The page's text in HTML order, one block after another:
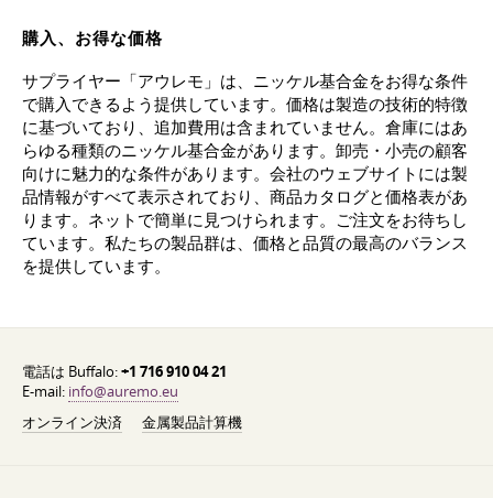
購入、お得な価格
サプライヤー「アウレモ」は、ニッケル基合金をお得な条件
で購入できるよう提供しています。価格は製造の技術的特徴
に基づいており、追加費用は含まれていません。倉庫にはあ
らゆる種類のニッケル基合金があります。卸売・小売の顧客
向けに魅力的な条件があります。会社のウェブサイトには製
品情報がすべて表示されており、商品カタログと価格表があ
ります。ネットで簡単に見つけられます。ご注文をお待ちし
ています。私たちの製品群は、価格と品質の最高のバランス
を提供しています。
電話は Buffalo:+1 716 910 04 21
E-mail: info@auremo.eu
オンライン決済
金属製品計算機